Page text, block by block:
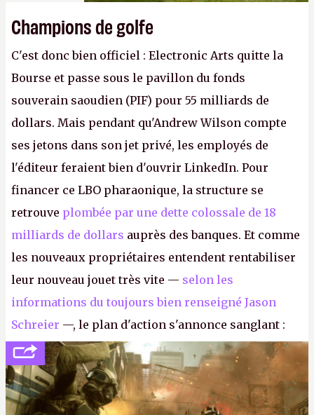
Champions de golfe
C'est donc bien officiel : Electronic Arts quitte la
Bourse et passe sous le pavillon du fonds
souverain saoudien (PIF) pour 55 milliards de
dollars. Mais pendant qu'Andrew Wilson compte
ses jetons dans son jet privé, les employés de
l'éditeur feraient bien d'ouvrir LinkedIn. Pour
financer ce LBO pharaonique, la structure se
retrouve plombée par une dette colossale de 18
milliards de dollars auprès des banques. Et comme
les nouveaux propriétaires entendent rentabiliser
leur nouveau jouet très vite — selon les
informations du toujours bien renseigné Jason
Schreier —, le plan d'action s'annonce sanglant :
réductions de coûts drastiques, fermetures de
studios et licenciements massifs. En gros, essorer
FCetBattlefield, puis virer le reste.P.